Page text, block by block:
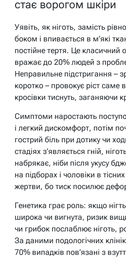
стає ворогом шкіри
Уявіть, як ніготь, замість
боком і впивається в м’які
постійне тертя. Це класичний
вражає до 20% людей з
Неправильне підстригання –
коротко – провокує ріст саме
кросівки тиснуть, заганяючи
Симптоми наростають
і легкий дискомфорт, потім
гострий біль при дотику чи
стадіях з’являється гній,
набрякає, ніби після укусу
на підборах і чоловіки в
жертви, бо тиск посилює
Генетика грає роль: якщо
широка чи вигнута, ризик
чи грибок послаблює ніготь,
За даними подологічних
70% випадків пов’язані з